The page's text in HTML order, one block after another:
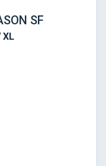
SF
XL